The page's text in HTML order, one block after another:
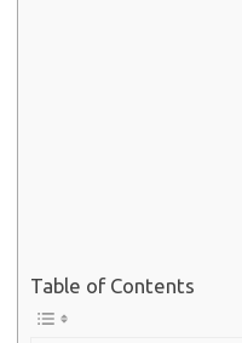
Table of Contents